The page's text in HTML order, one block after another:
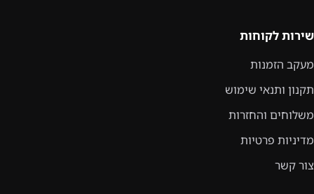
שירות לקוחות
מעקב הזמנות
תקנון ותנאי שימוש
משלוחים והחזרות
מדיניות פרטיות
צור קשר